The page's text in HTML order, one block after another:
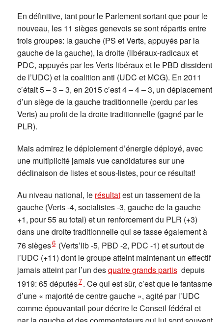
En définitive, tant pour le Parlement sortant que pour le
nouveau, les 11 sièges genevois se sont répartis entre
trois groupes: la gauche (PS et Verts, appuyés par la
gauche de la gauche), la droite (libéraux-radicaux et
PDC, appuyés par les Verts libéraux et le PBD dissident
de l’UDC) et la coalition anti (UDC et MCG). En 2011
c’était 5 – 3 – 3, en 2015 c’est 4 – 4 – 3, un déplacement
d’un siège de la gauche traditionnelle (perdu par les
Verts) au profit de la droite traditionnelle (gagné par le
PLR).
Mais admirez le déploiement d’énergie déployé, avec
une multiplicité jamais vue candidatures sur une
déclinaison de listes et sous-listes, pour ce résultat!
Au niveau national, le résultatest un tassement de la
gauche (Verts -4, socialistes -3, gauche de la gauche
+1, pour 55 au total) et un renforcement du PLR (+3)
dans une droite traditionnelle qui se tasse également à
76 sièges6 (Verts’lib -5, PBD -2, PDC -1) et surtout de
l’UDC (+11) dont le groupe atteint maintenant un effectif
jamais atteint par l’un desquatre grands partis depuis
1919: 65 députés7. Ce qui est sûr, c’est que le fantasme
d’une « majorité de centre gauche », agité par l’UDC
comme épouvantail pour décrire le Conseil fédéral et